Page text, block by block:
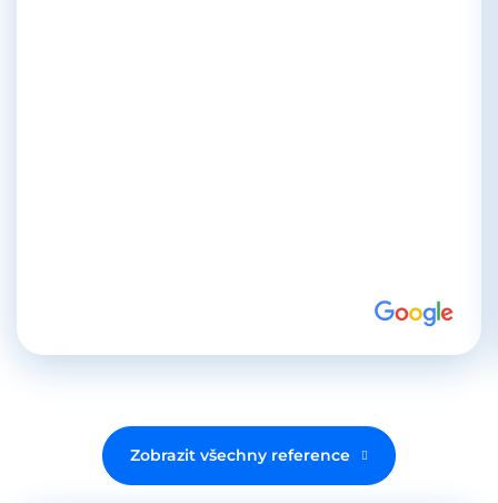
Zobrazit všechny reference